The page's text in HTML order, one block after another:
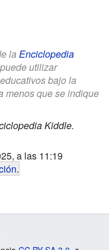
la Enciclopedia
utilizar
bajo la
menos que se indique
Kiddle.
a las 11:19
.